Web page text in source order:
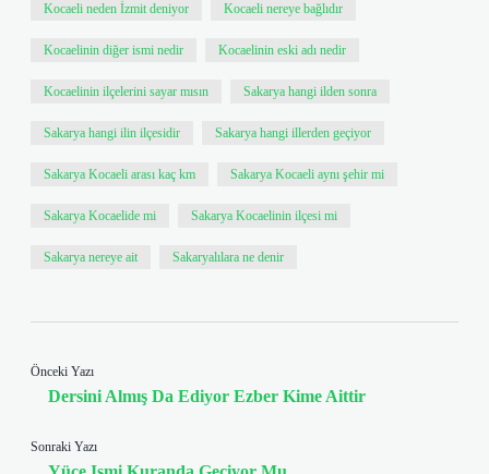
Kocaeli neden İzmit deniyor Kocaeli nereye bağlıdır
Kocaelinin diğer ismi nedir Kocaelinin eski adı nedir
Kocaelinin ilçelerini sayar mısın Sakarya hangi ilden sonra
Sakarya hangi ilin ilçesidir Sakarya hangi illerden geçiyor
Sakarya Kocaeli arası kaç km Sakarya Kocaeli aynı şehir mi
Sakarya Kocaelide mi Sakarya Kocaelinin ilçesi mi
Sakarya nereye ait Sakaryalılara ne denir
Önceki Yazı
Dersini Almış Da Ediyor Ezber Kime Aittir
Sonraki Yazı